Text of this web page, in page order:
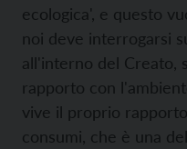
ecologica', e questo
noi deve interrogarsi
all'interno del Creato,
rapporto con
vive il proprio
consumi, che è una